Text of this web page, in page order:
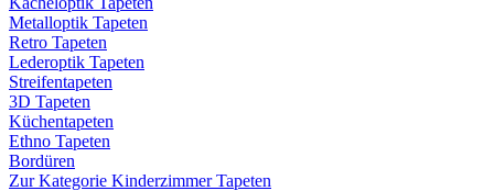
Metalloptik Tapeten
Retro Tapeten
Lederoptik Tapeten
Streifentapeten
3D Tapeten
Küchentapeten
Ethno Tapeten
Bordüren
Zur Kategorie Kinderzimmer Tapeten